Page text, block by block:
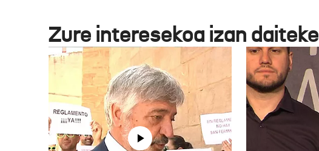
Zure interesekoa izan daiteke